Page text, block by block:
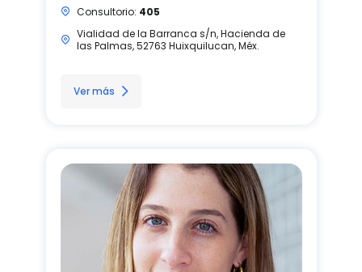
Consultorio: 405
Vialidad de la Barranca s/n, Hacienda de
las Palmas, 52763 Huixquilucan, Méx.
Ver más